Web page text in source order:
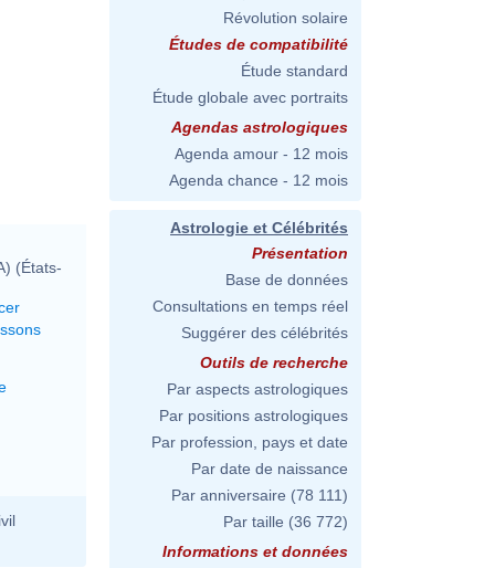
(États-
Révolution solaire
Études de compatibilité
Étude standard
Étude globale avec portraits
Agendas astrologiques
Agenda amour - 12 mois
Agenda chance - 12 mois
Astrologie et Célébrités
Présentation
Base de données
Consultations en temps réel
Suggérer des célébrités
Outils de recherche
Par aspects astrologiques
Par positions astrologiques
Par profession, pays et date
Par date de naissance
Par anniversaire (78 111)
Par taille (36 772)
Informations et données